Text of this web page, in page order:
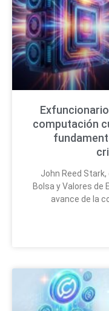
computación
John Reed
Bolsa y Valores de
avance de la